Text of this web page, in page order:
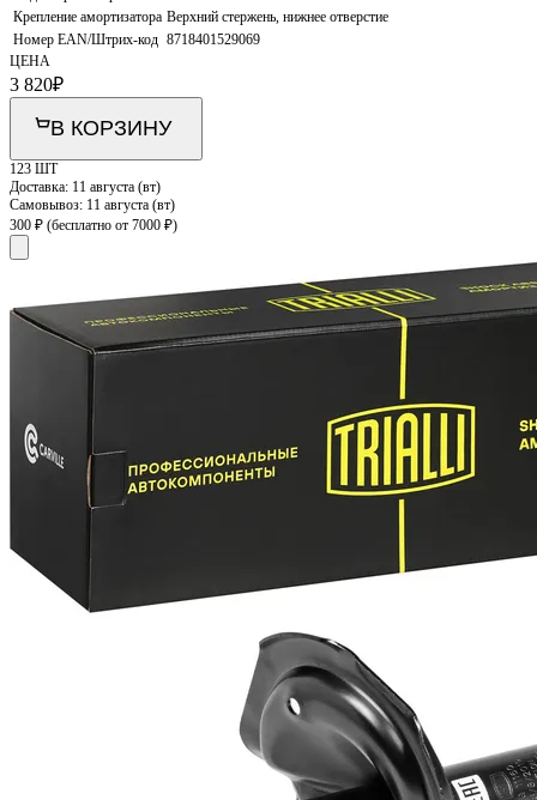
Крепление амортизатора Верхний стержень, нижнее отверстие
Номер EAN/Штрих-код 8718401529069
ЦЕНА
3 820₽
В КОРЗИНУ
123 ШТ
Доставка: 11 августа (вт)
Самовывоз: 11 августа (вт)
300 ₽ (бесплатно от 7000 ₽)